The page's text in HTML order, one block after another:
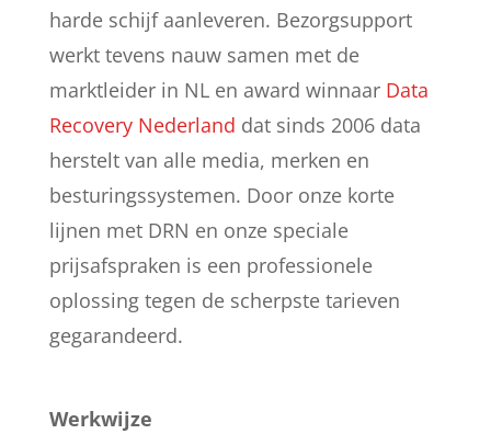
harde schijf aanleveren. Bezorgsupport
werkt tevens nauw samen met de
marktleider in NL en award winnaar Data
Recovery Nederland dat sinds 2006 data
herstelt van alle media, merken en
besturingssystemen. Door onze korte
lijnen met DRN en onze speciale
prijsafspraken is een professionele
oplossing tegen de scherpste tarieven
gegarandeerd.
Werkwijze